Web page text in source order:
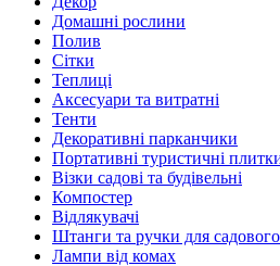
Домашні рослини
Полив
Сітки
Теплиці
Аксесуари та витратні
Тенти
Декоративні парканчики
Портативні туристичні
Візки садові та будівельні
Компостер
Відлякувачі
Штанги та ручки для
Лампи від комах